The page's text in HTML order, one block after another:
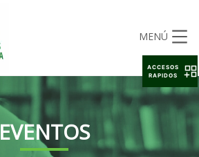
MENÚ
EVENTOS
ACCESOS
RAPIDOS